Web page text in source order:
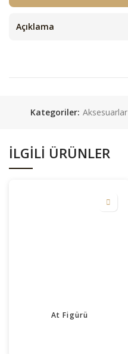
Açıklama
Kategoriler: Aksesuarlar
İLGILI ÜRÜNLER
At Figürü